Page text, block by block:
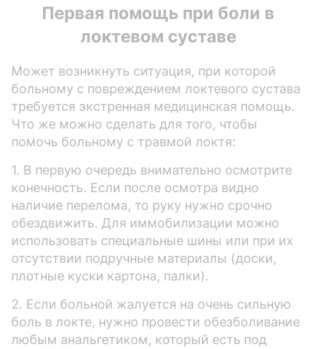
Первая помощь при боли в
локтевом суставе
Может возникнуть ситуация, при которой
больному с повреждением локтевого сустава
требуется экстренная медицинская помощь.
Что же можно сделать для того, чтобы
помочь больному с травмой локтя:
1. В первую очередь внимательно осмотрите
конечность. Если после осмотра видно
наличие перелома, то руку нужно срочно
обездвижить. Для иммобилизации можно
использовать специальные шины или при их
отсутствии подручные материалы (доски,
плотные куски картона, палки).
2. Если больной жалуется на очень сильную
боль в локте, нужно провести обезболивание
любым анальгетиком, который есть под